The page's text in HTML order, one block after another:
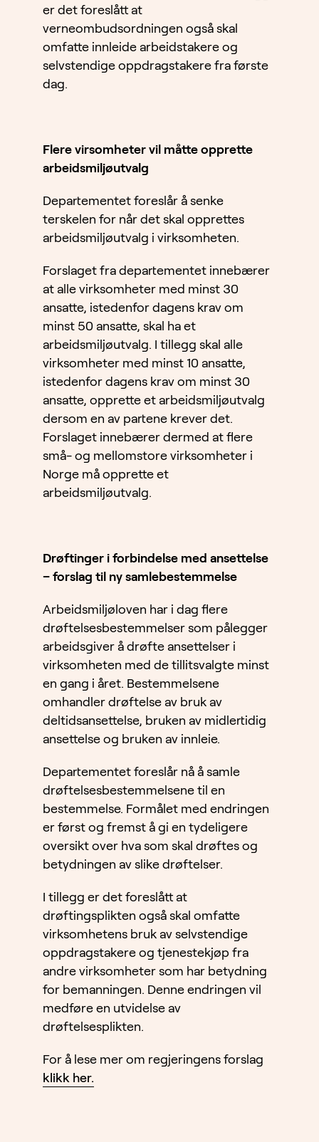
er det foreslått at
verneombudsordningen også skal
omfatte innleide arbeidstakere og
selvstendige oppdragstakere fra første
dag.
Flere virsomheter vil måtte opprette
arbeidsmiljøutvalg
Departementet foreslår å senke
terskelen for når det skal opprettes
arbeidsmiljøutvalg i virksomheten.
Forslaget fra departementet innebærer
at alle virksomheter med minst 30
ansatte, istedenfor dagens krav om
minst 50 ansatte, skal ha et
arbeidsmiljøutvalg. I tillegg skal alle
virksomheter med minst 10 ansatte,
istedenfor dagens krav om minst 30
ansatte, opprette et arbeidsmiljøutvalg
dersom en av partene krever det.
Forslaget innebærer dermed at flere
små- og mellomstore virksomheter i
Norge må opprette et
arbeidsmiljøutvalg.
Drøftinger i forbindelse med ansettelse
– forslag til ny samlebestemmelse
Arbeidsmiljøloven har i dag flere
drøftelsesbestemmelser som pålegger
arbeidsgiver å drøfte ansettelser i
virksomheten med de tillitsvalgte minst
en gang i året. Bestemmelsene
omhandler drøftelse av bruk av
deltidsansettelse, bruken av midlertidig
ansettelse og bruken av innleie.
Departementet foreslår nå å samle
drøftelsesbestemmelsene til en
bestemmelse. Formålet med endringen
er først og fremst å gi en tydeligere
oversikt over hva som skal drøftes og
betydningen av slike drøftelser.
I tillegg er det foreslått at
drøftingsplikten også skal omfatte
virksomhetens bruk av selvstendige
oppdragstakere og tjenestekjøp fra
andre virksomheter som har betydning
for bemanningen. Denne endringen vil
medføre en utvidelse av
drøftelsesplikten.
For å lese mer om regjeringens forslag
klikk her.